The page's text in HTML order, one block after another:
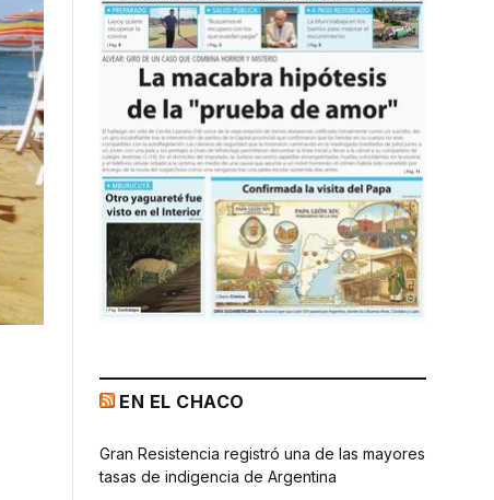
EN EL CHACO
Gran Resistencia registró una de las mayores
tasas de indigencia de Argentina